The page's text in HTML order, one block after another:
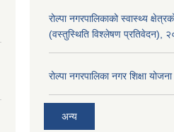
रोल्पा नगरपालिकाको स्वास्थ्य
(वस्तुस्थिति विश्लेषण प्रतिवेदन),
रोल्पा नगरपालिका नगर शिक्षा योजना
अन्य